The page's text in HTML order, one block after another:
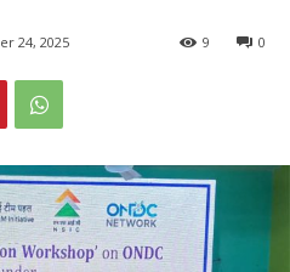
24, 2025 0
9